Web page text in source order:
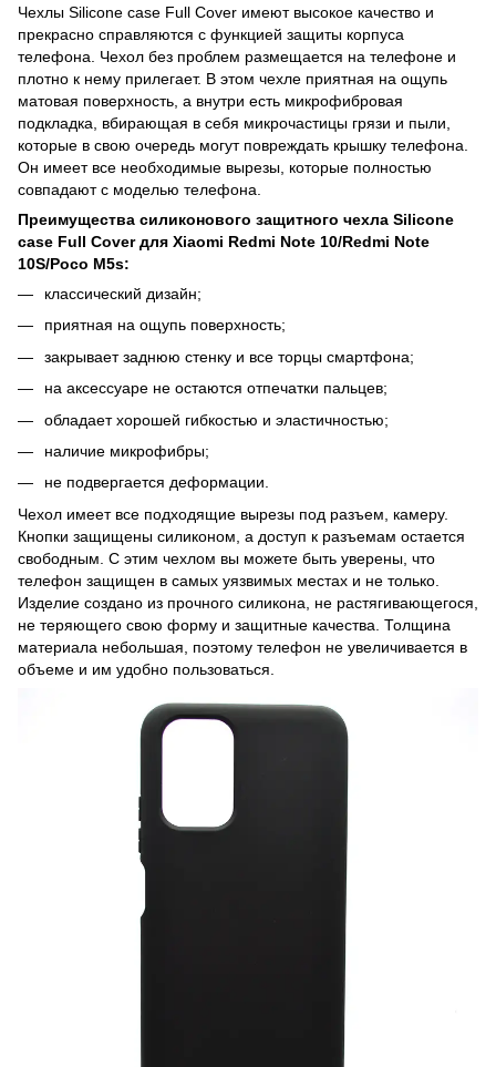
Чехлы Silicone case Full Cover имеют высокое качество и
прекрасно справляются с функцией защиты корпуса
телефона. Чехол без проблем размещается на телефоне и
плотно к нему прилегает. В этом чехле приятная на ощупь
матовая поверхность, а внутри есть микрофибровая
подкладка, вбирающая в себя микрочастицы грязи и пыли,
которые в свою очередь могут повреждать крышку телефона.
Он имеет все необходимые вырезы, которые полностью
совпадают с моделью телефона.
Преимущества силиконового защитного чехла Silicone
case Full Cover для Xiaomi Redmi Note 10/Redmi Note
10S/Poco M5s:
классический дизайн;
приятная на ощупь поверхность;
закрывает заднюю стенку и все торцы смартфона;
на аксессуаре не остаются отпечатки пальцев;
обладает хорошей гибкостью и эластичностью;
наличие микрофибры;
не подвергается деформации.
Чехол имеет все подходящие вырезы под разъем, камеру.
Кнопки защищены силиконом, а доступ к разъемам остается
свободным. С этим чехлом вы можете быть уверены, что
телефон защищен в самых уязвимых местах и не только.
Изделие создано из прочного силикона, не растягивающегося,
не теряющего свою форму и защитные качества. Толщина
материала небольшая, поэтому телефон не увеличивается в
объеме и им удобно пользоваться.